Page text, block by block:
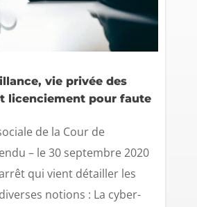
vie privée des
licenciement pour faute
de la Cour de
– le 30 septembre 2020
qui vient détailler les
notions : La cyber-